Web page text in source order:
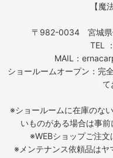
【魔
〒982-0034 宮城県
TEL
MAIL：
ショールームオープン：完
て
※ショールームに在庫のな
いものがある場合は事前
※WEBショップご注文
※メンテナンス依頼品はヤ